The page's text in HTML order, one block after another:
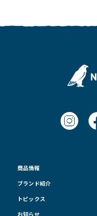
商品情報
ブランド紹介
トピックス
お知らせ